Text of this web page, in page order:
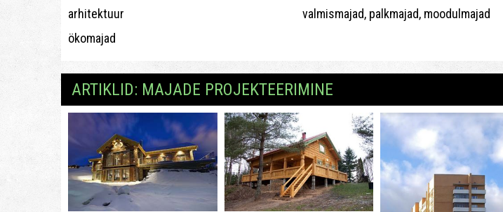
arhitektuur
valmismajad, palkmajad, moodulmajad
ökomajad
ARTIKLID: MAJADE PROJEKTEERIMINE